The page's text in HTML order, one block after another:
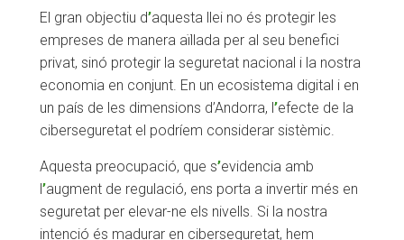
El gran objectiu d’aquesta llei no és protegir les
empreses de manera aïllada per al seu benefici
privat, sinó protegir la seguretat nacional i la nostra
economia en conjunt. En un ecosistema digital i en
un país de les dimensions d’Andorra, l’efecte de la
ciberseguretat el podríem considerar sistèmic.
Aquesta preocupació, que s’evidencia amb
l’augment de regulació, ens porta a invertir més en
seguretat per elevar-ne els nivells. Si la nostra
intenció és madurar en ciberseguretat, hem